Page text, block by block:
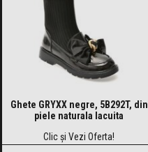
Ghete GRYXX negre, 5B292T, din
piele naturala lacuita
Clic și Vezi Oferta!